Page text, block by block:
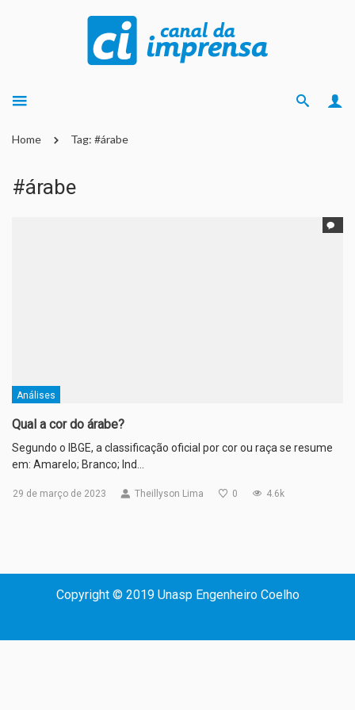
Home Tag: #árabe
#árabe
Análises
Qual a cor do árabe?
Segundo o IBGE, a classificação oficial por cor ou raça se resume
em: Amarelo; Branco; Ind…
29 de março de 2023 Theillyson Lima 0 4.6k
Copyright © 2019 Unasp Engenheiro Coelho